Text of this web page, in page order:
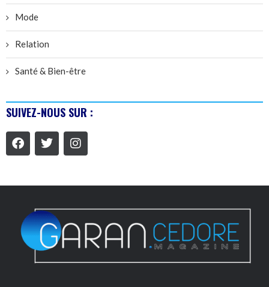
Mode
Relation
Santé & Bien-être
SUIVEZ-NOUS SUR :